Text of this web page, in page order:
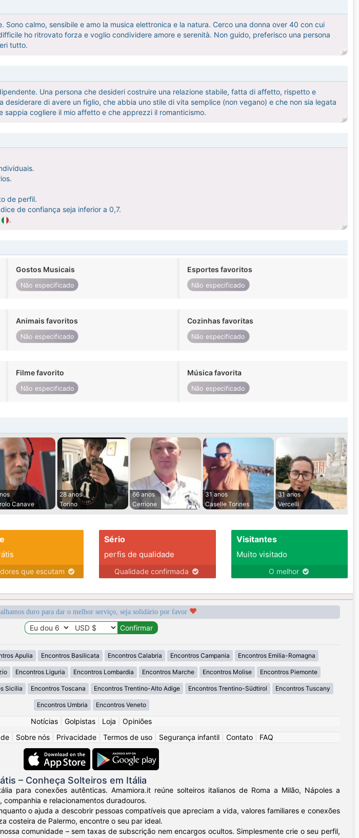
Sono calmo, sensibile e amo la musica elettronica e la natura. Cerco una donna over 40 con cui
ho ritrovato forza e voglio condividere amore e serenità. Non guido, preferisco una persona
tutto.
Una persona che desideri costruire una relazione stabile, fatta di affetto, rispetto e
desiderare di avere un figlio, che abbia uno stile di vita semplice (non vegano) e che non sia legata
sappia cogliere il mio affetto e che apprezzi il romanticismo.
de perfil.
de confiança seja inferior a 0,7.
.
Gostos Musicais
Não especificado
Esportes favoritos
Não especificado
Animais favoritos
Não especificado
Cozinhas favoritas
Não especificado
Filme favorito
Não especificado
Música favorita
Não especificado
Canave
28 anos
Torino
66 anos
Cerrione
31 anos
Caselle Torines
31 anos
Vercelli
que escutam
Sério
perfis de qualidade
Qualidade confirmada
Visitantes
Muito visitado
O melhor
duro para dar o melhor serviço, seja solidário por favor
Apulia Encontros Basilicata Encontros Calabria Encontros Campania Encontros Emilia-Romagna
Encontros Liguria Encontros Lombardia Encontros Marche Encontros Molise Encontros Piemonte
Sicilia Encontros Toscana Encontros Trentino-Alto Adige Encontros Trentino-Südtirol Encontros Tuscany
Encontros Umbria Encontros Veneto
Notícias Golpistas Loja
Opiniões
Sobre nós Privacidade Termos de uso Segurança infantil Contato FAQ
– Conheça Solteiros em Itália
para conexões autênticas. Amamiora.it reúne solteiros italianos de Roma a Milão, Nápoles a
e relacionamentos duradouros.
o ajuda a descobrir pessoas compatíveis que apreciam a vida, valores familiares e conexões
costeira de Palermo, encontre o seu par ideal.
comunidade – sem taxas de subscrição nem encargos ocultos. Simplesmente crie o seu perfil,